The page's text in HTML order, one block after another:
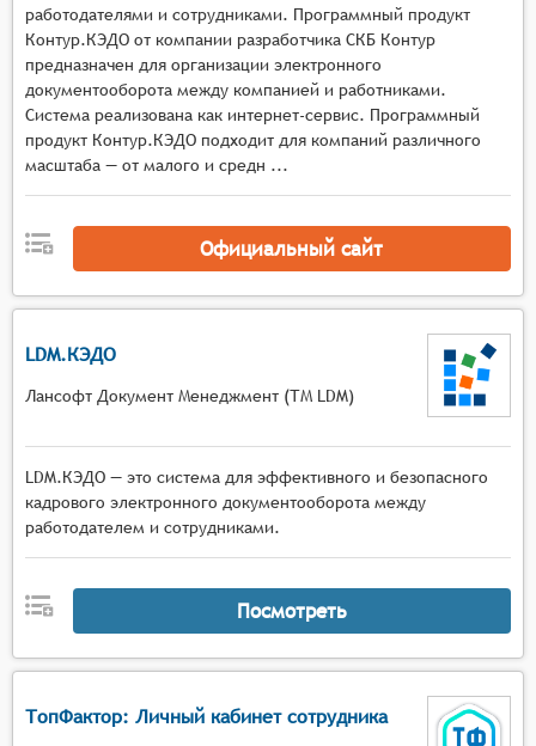
улучшить управление персоналом, сократить
затраты времени и средств на рутинные задачи,
повысить эффективность бизнес-процессов в
организации.
работодателями и сотрудниками. Программный продукт
Контур.КЭДО от компании разработчика СКБ Контур
предназначен для организации электронного
документооборота между компанией и работниками.
Система реализована как интернет-сервис. Программный
продукт Контур.КЭДО подходит для компаний различного
масштаба — от малого и средн ...
Официальный сайт
LDM.КЭДО
Лансофт Документ Менеджмент (ТМ LDM)
LDM.КЭДО — это система для эффективного и безопасного
кадрового электронного документооборота между
работодателем и сотрудниками.
Посмотреть
ТопФактор: Личный кабинет сотрудника